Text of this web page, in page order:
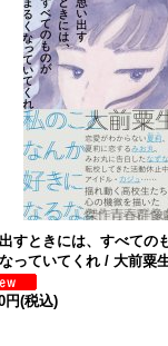
すときには、すべての
っていてくれ / 大前粟
円(税込)